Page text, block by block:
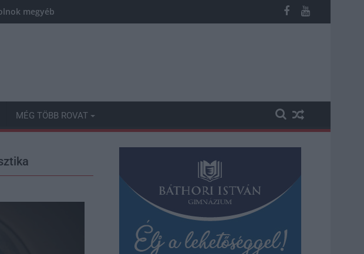
megyében: egyre több otthoni kútból fogy ki a víz
MÉG TÖBB ROVAT